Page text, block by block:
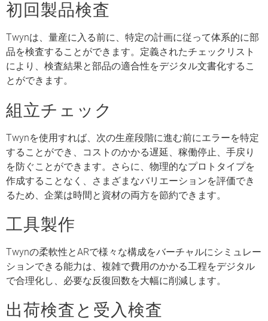
初回製品検査
Twynは、量産に入る前に、特定の計画に従って体系的に部
品を検査することができます。定義されたチェックリスト
により、検査結果と部品の適合性をデジタル文書化するこ
とができます。
組立チェック
Twynを使用すれば、次の生産段階に進む前にエラーを特定
することができ、コストのかかる遅延、稼働停止、手戻り
を防ぐことができます。さらに、物理的なプロトタイプを
作成することなく、さまざまなバリエーションを評価でき
るため、企業は時間と資材の両方を節約できます。
工具製作
Twynの柔軟性とARで様々な構成をバーチャルにシミュレー
ションできる能力は、複雑で費用のかかる工程をデジタル
で合理化し、必要な反復回数を大幅に削減します。
出荷検査と受入検査